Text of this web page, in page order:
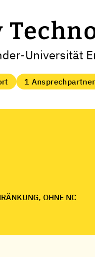
Universität
1 Ansprechpartner
OHNE NC